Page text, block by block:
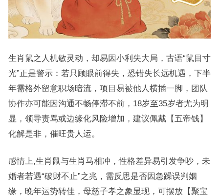
生肖鼠之人机敏灵动，却易因小利失大局，古语“鼠目寸
光”正是警示：若只顾眼前得失，恐错失长远机遇，下半
年需格外留意职场暗流，项目易被他人横插一脚，团队
协作亦可能因沟通不畅停滞不前，18岁至35岁者尤为明
显，领导责骂或边缘化风险增加，建议佩戴【五帝钱】
化解是非，催旺贵人运。
感情上,生肖鼠与生肖马相冲，性格差异易引发争吵，未
婚者若遇“破财不止”之兆，需反思是否因急躁误判姻
缘，晚年运势转佳，母慈子孝之象显现，可摆放【聚宝